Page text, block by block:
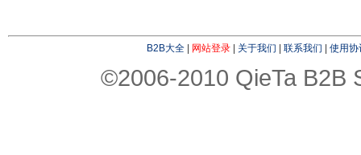
B2B大全| 网站登录| 关于我们 联系我们 使用协
©2006-2010 QieTa B2B